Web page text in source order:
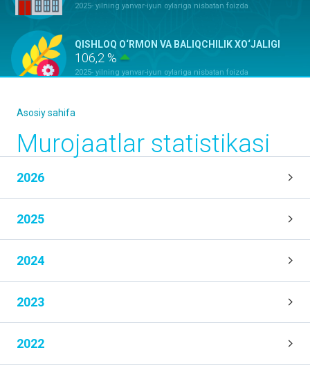
2025- yilning yanvar-iyun oylariga nisbatan foizda
QISHLOQ O‘RMON VA BALIQCHILIK XO‘JALIGI
106,2 %
2025- yilning yanvar-iyun oylariga nisbatan foizda
INVESTITSIYALAR
100,9 %
2025- yilning yanvar-iyun oylariga nisbatan foizda
YUK AYLANMASI
105,1 %
Asosiy sahifa
Murojaatlar statistikasi
2026
2025
2024
2023
2022